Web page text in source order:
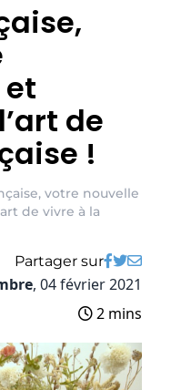
de
!
votre nouvelle
de vivre à la
Partager sur
, 04 février 2021
2 mins